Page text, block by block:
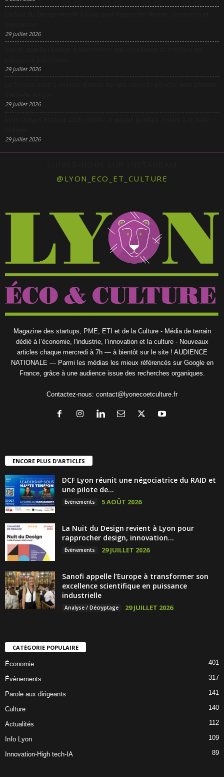
29 juillet 2026
29 juillet 2026
29 juillet 2026
29 juillet 2026
@LYON_ECO_ET_CULTURE
Magazine des startups, PME, ETI et de la Culture - Média de terrain
dédié à l’économie, l'industrie, l’innovation et la culture - Nouveaux
articles chaque mercredi à 7h — à bientôt sur le site ! AUDIENCE
NATIONALE — Parmi les médias les mieux référencés sur Google en
France, grâce à une audience issue des recherches organiques.
Contactez-nous: contact@lyonecoetculture.fr
ENCORE PLUS D'ARTICLES
DCF Lyon réunit une négociatrice du RAID et
une pilote de...
Évènements 5 AOÛT 2026
La Nuit du Design revient à Lyon pour
rapprocher design, innovation...
Évènements 29 JUILLET 2026
Sanofi appelle l’Europe à transformer son
excellence scientifique en puissance
industrielle
Analyse / Décryptage 29 JUILLET 2026
CATÉGORIE POPULAIRE
Économie 401
Évènements 317
Parole aux dirigeants 141
Culture 140
Actualités 112
Info Lyon 109
Innovation-High tech-IA 89